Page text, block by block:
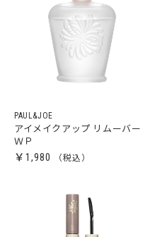
PAUL&JOE
アイメイクアップ リムーバー
ＷＰ
￥1,980